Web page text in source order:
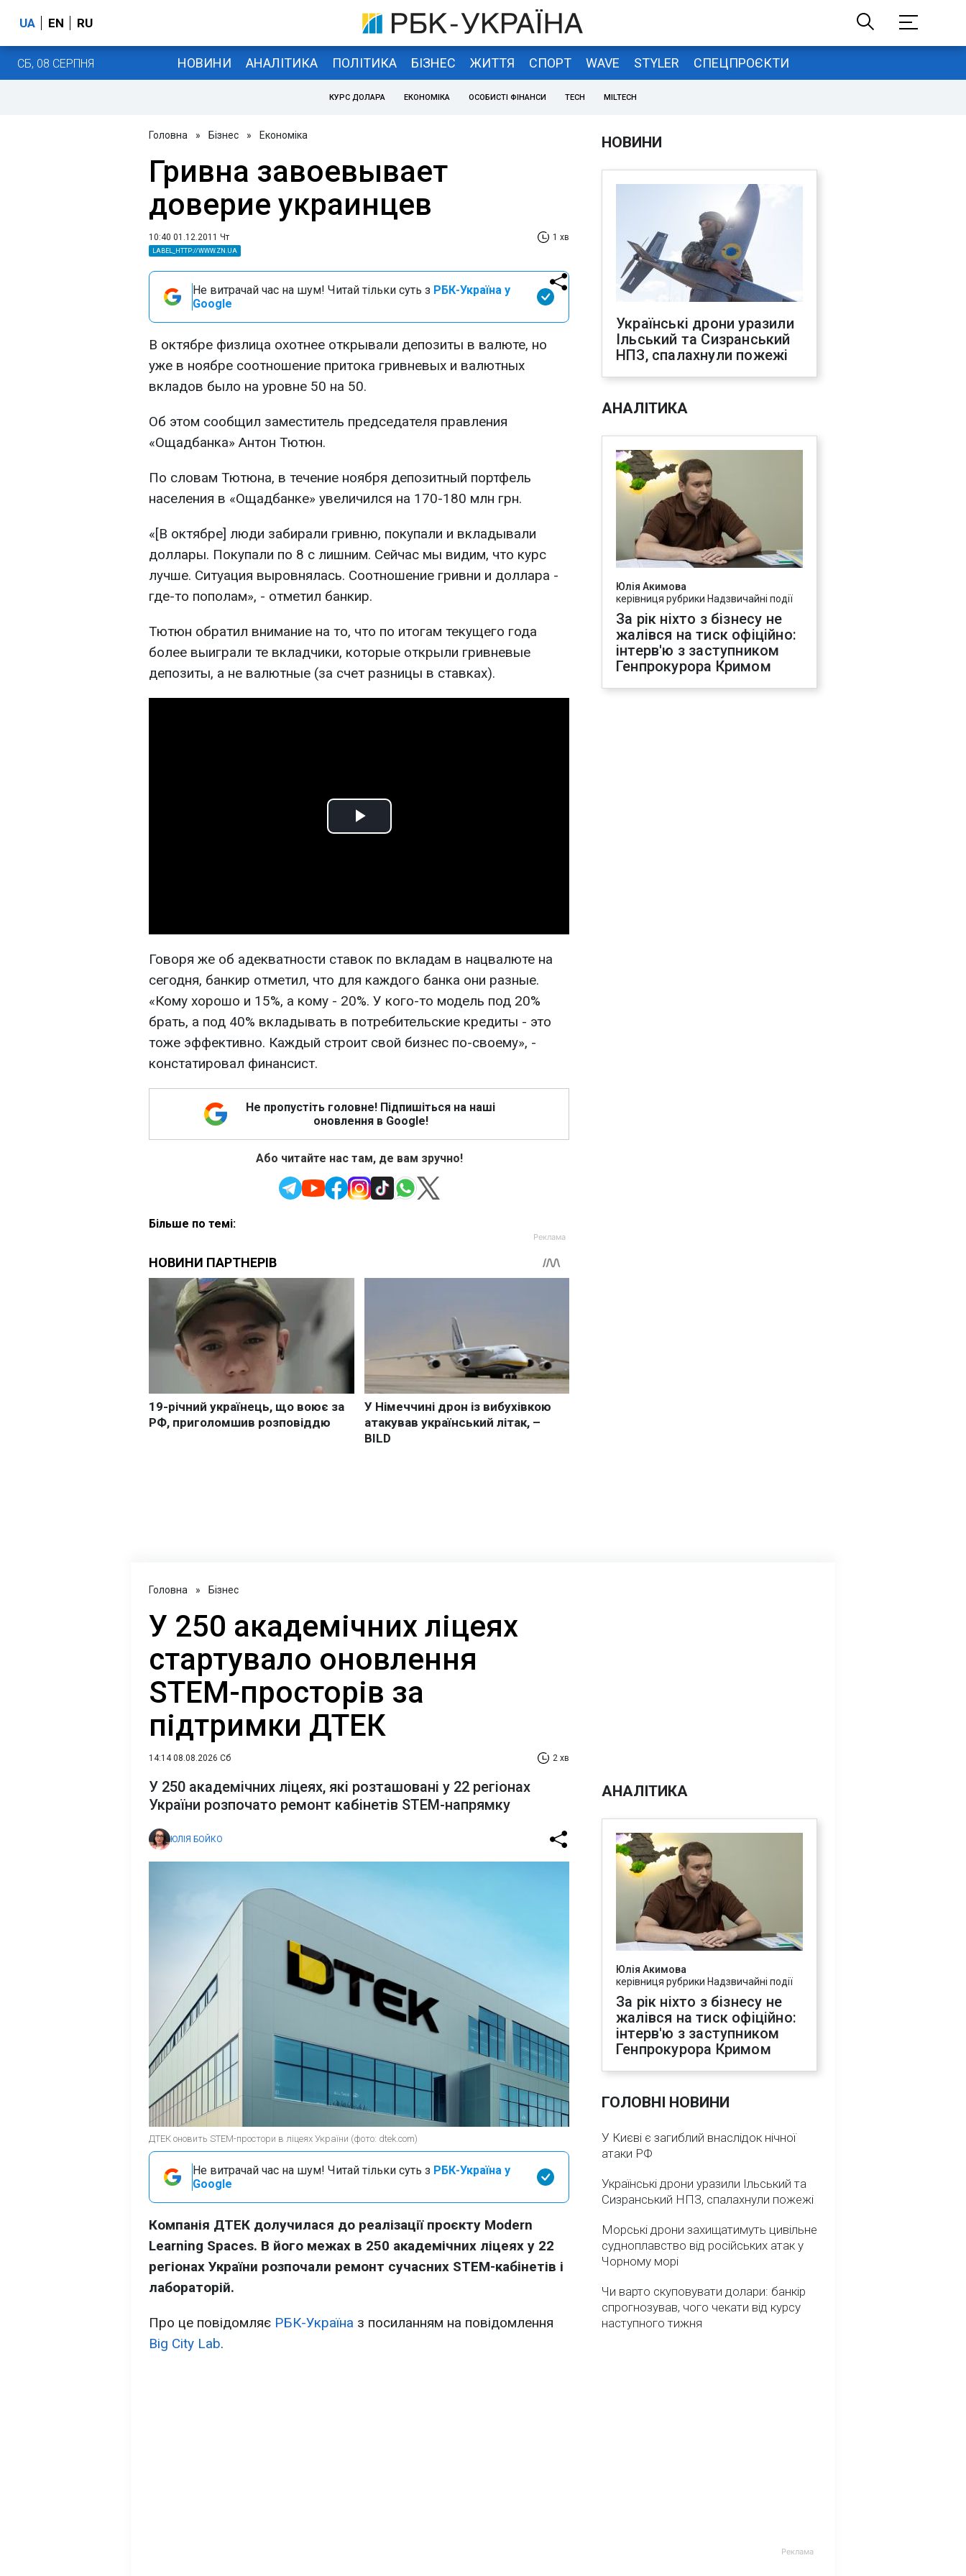
UA EN RU
СБ, 08 СЕРПНЯ НОВИНИ АНАЛІТИКА ПОЛІТИКА БІЗНЕС ЖИТТЯ СПОРТ WAVE STYLER СПЕЦПРОЄКТИ
КУРС ДОЛАРА ЕКОНОМІКА ОСОБИСТІ ФІНАНСИ TECH MILTECH
Головна » Бізнес » Економіка
Гривна завоевывает
доверие украинцев
10:40 01.12.2011 Чт 1 хв
LABEL_HTTP://WWW.ZN.UA
Не витрачай час на шум! Читай тільки суть з РБК-Україна у
Google
В октябре физлица охотнее открывали депозиты в валюте, но
уже в ноябре соотношение притока гривневых и валютных
вкладов было на уровне 50 на 50.
Об этом сообщил заместитель председателя правления
«Ощадбанка» Антон Тютюн.
По словам Тютюна, в течение ноября депозитный портфель
населения в «Ощадбанке» увеличился на 170-180 млн грн.
«[В октябре] люди забирали гривню, покупали и вкладывали
доллары. Покупали по 8 с лишним. Сейчас мы видим, что курс
лучше. Ситуация выровнялась. Соотношение гривни и доллара -
где-то пополам», - отметил банкир.
Тютюн обратил внимание на то, что по итогам текущего года
более выиграли те вкладчики, которые открыли гривневые
депозиты, а не валютные (за счет разницы в ставках).
Play
Говоря же об адекватности ставок по вкладам в нацвалюте на
сегодня, банкир отметил, что для каждого банка они разные.
«Кому хорошо и 15%, а кому - 20%. У кого-то модель под 20%
брать, а под 40% вкладывать в потребительские кредиты - это
тоже эффективно. Каждый строит свой бизнес по-своему», -
констатировал финансист.
Не пропустіть головне! Підпишіться на наші
оновлення в Google!
Або читайте нас там, де вам зручно!
Більше по темі:
НОВИНИ
Українські дрони уразили
Ільський та Сизранський
НПЗ, спалахнули пожежі
АНАЛІТИКА
Юлія Акимова
керівниця рубрики Надзвичайні події
За рік ніхто з бізнесу не
жалівся на тиск офіційно:
інтерв'ю з заступником
Генпрокурора Кримом
Головна » Бізнес
У 250 академічних ліцеях
стартувало оновлення
STEM-просторів за
підтримки ДТЕК​‌
14:14 08.08.2026 Сб 2 хв
У 250 академічних ліцеях, які розташовані у 22 регіонах
України розпочато ремонт кабінетів STEM-напрямку
ЮЛІЯ БОЙКО
ДТЕК оновить STEM-простори в ліцеях України (фото: dtek.com)
Не витрачай час на шум! Читай тільки суть з РБК-Україна у
Google
Компанія ДТЕК долучилася до реалізації проєкту Modern
Learning Spaces. В його межах в 250 академічних ліцеях у 22
регіонах України розпочали ремонт сучасних STEM-кабінетів і
лабораторій.
Про це повідомляє РБК-Україна з посиланням на повідомлення
Big City Lab.
АНАЛІТИКА
Юлія Акимова
керівниця рубрики Надзвичайні події
За рік ніхто з бізнесу не
жалівся на тиск офіційно:
інтерв'ю з заступником
Генпрокурора Кримом
ГОЛОВНІ НОВИНИ
У Києві є загиблий внаслідок нічної
атаки РФ
Українські дрони уразили Ільський та
Сизранський НПЗ, спалахнули пожежі
Морські дрони захищатимуть цивільне
судноплавство від російських атак у
Чорному морі
Чи варто скуповувати долари: банкір
спрогнозував, чого чекати від курсу
наступного тижня